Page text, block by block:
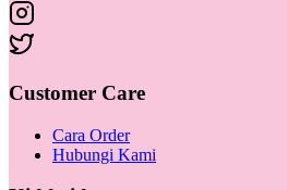
Customer Care
Cara Order
Hubungi Kami